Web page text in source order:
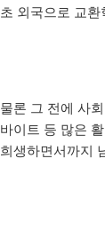
초 외국으로 교
물론 그 전에 사
바이트 등 많은
희생하면서까지